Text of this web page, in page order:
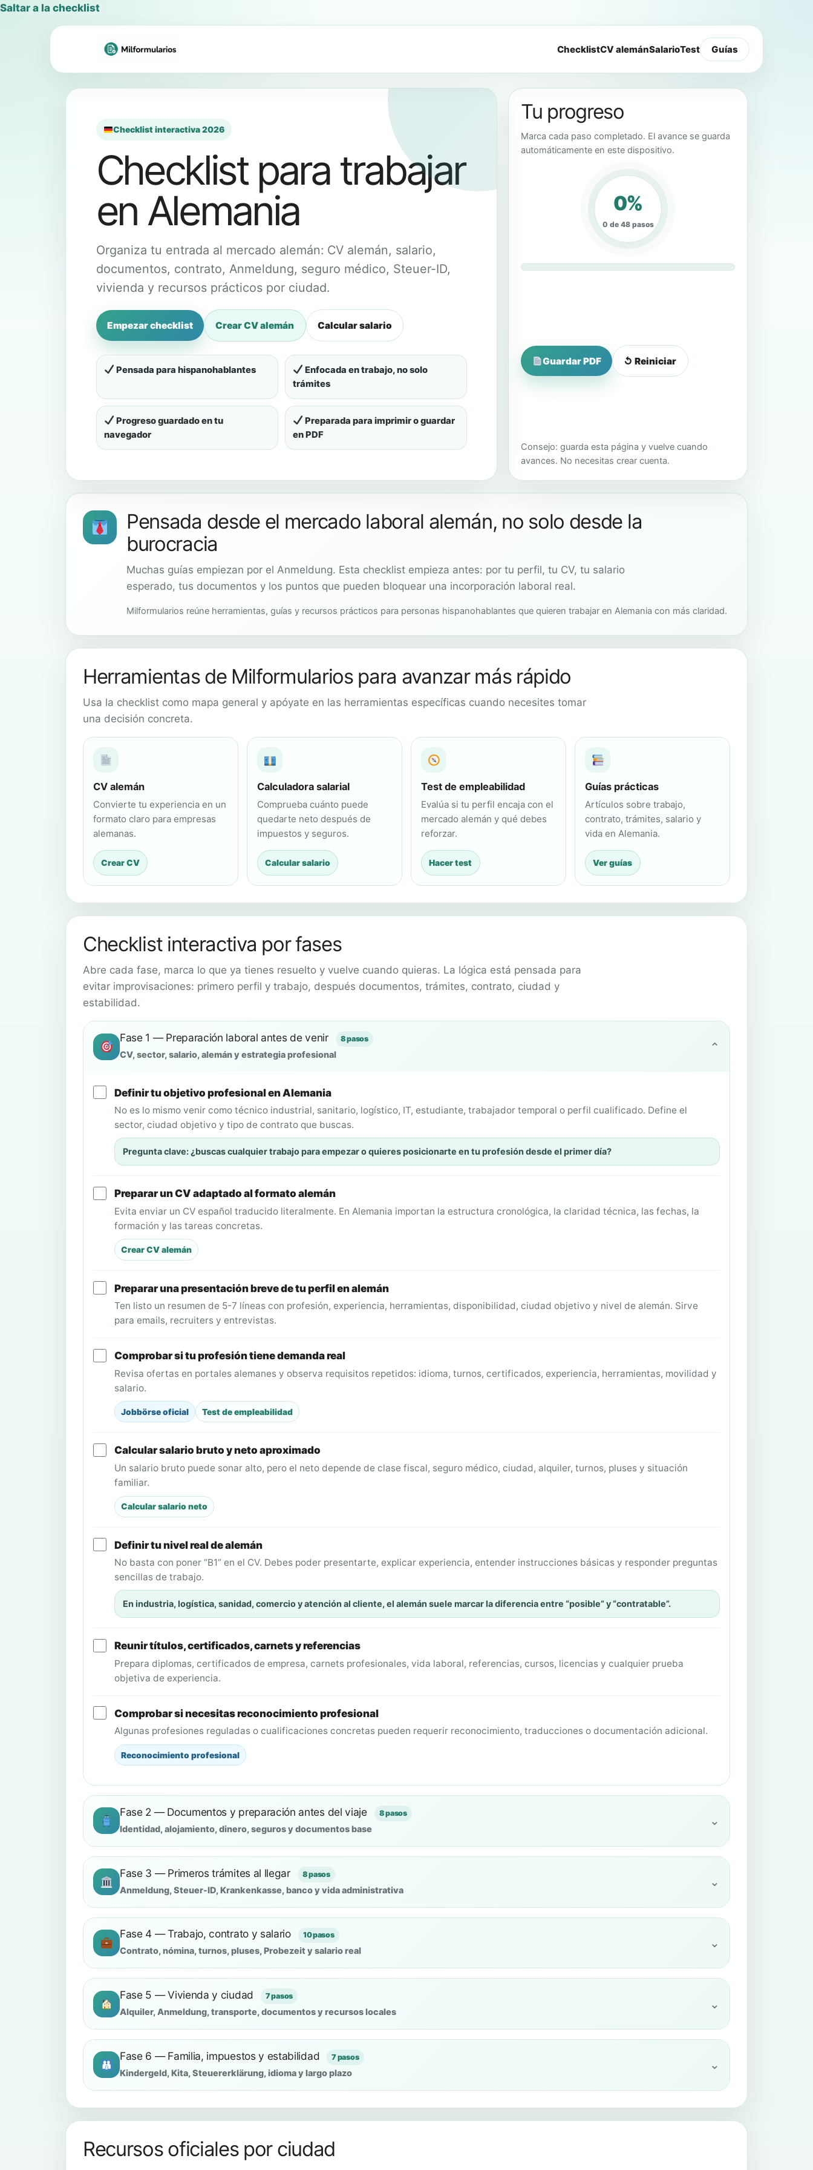
Saltar
Saltar a la checklist
ChecklistCV alemánSalarioTest Guías
Checklist interactiva 2026
Checklist para trabajar
en Alemania
Organiza tu entrada al mercado alemán: CV alemán, salario,
documentos, contrato, Anmeldung, seguro médico, Steuer-ID,
vivienda y recursos prácticos por ciudad.
Empezar checklist Crear CV alemán Calcular salario
Pensada para hispanohablantes
Enfocada en trabajo, no solo
trámites
Progreso guardado en tu
navegador
Preparada para imprimir o guardar
en PDF
Tu progreso
Marca cada paso completado. El avance se guarda
automáticamente en este dispositivo.
0%
0 de 48 pasos
Guardar PDF ↺ Reiniciar
Consejo: guarda esta página y vuelve cuando
avances. No necesitas crear cuenta.
Pensada desde el mercado laboral alemán, no solo desde la
burocracia
Muchas guías empiezan por el Anmeldung. Esta checklist empieza antes: por tu perfil, tu CV, tu salario
esperado, tus documentos y los puntos que pueden bloquear una incorporación laboral real.
Milformularios reúne herramientas, guías y recursos prácticos para personas hispanohablantes que quieren trabajar en Alemania con más claridad.
Herramientas de Milformularios para avanzar más rápido
Usa la checklist como mapa general y apóyate en las herramientas específicas cuando necesites tomar
una decisión concreta.
CV alemán
Convierte tu experiencia en un
formato claro para empresas
alemanas.
Crear CV
Calculadora salarial
Comprueba cuánto puede
quedarte neto después de
impuestos y seguros.
Calcular salario
Test de empleabilidad
Evalúa si tu perfil encaja con el
mercado alemán y qué debes
reforzar.
Hacer test
Guías prácticas
Artículos sobre trabajo,
contrato, trámites, salario y
vida en Alemania.
Ver guías
Checklist interactiva por fases
Abre cada fase, marca lo que ya tienes resuelto y vuelve cuando quieras. La lógica está pensada para
evitar improvisaciones: primero perfil y trabajo, después documentos, trámites, contrato, ciudad y
estabilidad.
Fase 1 — Preparación laboral antes de venir 8 pasos
CV, sector, salario, alemán y estrategia profesional
⌄
Definir tu objetivo profesional en Alemania
No es lo mismo venir como técnico industrial, sanitario, logístico, IT, estudiante, trabajador temporal o perfil cualificado. Define el
sector, ciudad objetivo y tipo de contrato que buscas.
Pregunta clave: ¿buscas cualquier trabajo para empezar o quieres posicionarte en tu profesión desde el primer día?
Preparar un CV adaptado al formato alemán
Evita enviar un CV español traducido literalmente. En Alemania importan la estructura cronológica, la claridad técnica, las fechas, la
formación y las tareas concretas.
Crear CV alemán
Preparar una presentación breve de tu perfil en alemán
Ten listo un resumen de 5-7 líneas con profesión, experiencia, herramientas, disponibilidad, ciudad objetivo y nivel de alemán. Sirve
para emails, recruiters y entrevistas.
Comprobar si tu profesión tiene demanda real
Revisa ofertas en portales alemanes y observa requisitos repetidos: idioma, turnos, certificados, experiencia, herramientas, movilidad y
salario.
Jobbörse oficial Test de empleabilidad
Calcular salario bruto y neto aproximado
Un salario bruto puede sonar alto, pero el neto depende de clase fiscal, seguro médico, ciudad, alquiler, turnos, pluses y situación
familiar.
Calcular salario neto
Definir tu nivel real de alemán
No basta con poner “B1” en el CV. Debes poder presentarte, explicar experiencia, entender instrucciones básicas y responder preguntas
sencillas de trabajo.
En industria, logística, sanidad, comercio y atención al cliente, el alemán suele marcar la diferencia entre “posible” y “contratable”.
Reunir títulos, certificados, carnets y referencias
Prepara diplomas, certificados de empresa, carnets profesionales, vida laboral, referencias, cursos, licencias y cualquier prueba
objetiva de experiencia.
Comprobar si necesitas reconocimiento profesional
Algunas profesiones reguladas o cualificaciones concretas pueden requerir reconocimiento, traducciones o documentación adicional.
Reconocimiento profesional
Fase 2 — Documentos y preparación antes del viaje 8 pasos
Identidad, alojamiento, dinero, seguros y documentos base
⌄
Fase 3 — Primeros trámites al llegar 8 pasos
Anmeldung, Steuer-ID, Krankenkasse, banco y vida administrativa
⌄
Fase 4 — Trabajo, contrato y salario 10 pasos
Contrato, nómina, turnos, pluses, Probezeit y salario real
⌄
Fase 5 — Vivienda y ciudad 7 pasos
Alquiler, Anmeldung, transporte, documentos y recursos locales
⌄
Fase 6 — Familia, impuestos y estabilidad 7 pasos
Kindergeld, Kita, Steuererklärung, idioma y largo plazo
⌄
Recursos oficiales por ciudad